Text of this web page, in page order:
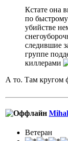
Кстате она
по
убийстве
следившие
группе
киллерами
А то. Там кругом
Ветеран